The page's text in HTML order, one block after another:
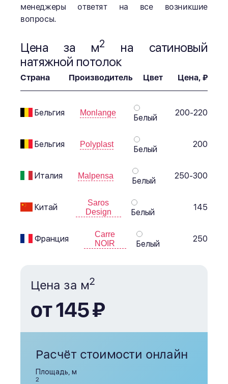
менеджеры ответят на все возникшие
вопросы.
Цена за м2
на сатиновый
натяжной потолок
Страна Производитель Цвет Цена, ₽
Бельгия Monlange
Белый 200-220
Бельгия Polyplast
Белый 200
Италия Malpensa
Белый 250-300
Китай
Saros
Design
Белый 145
Франция
Carre
NOIR
Белый 250
Цена за м2
от 145 ₽
Расчёт стоимости онлайн
Площадь, м
2